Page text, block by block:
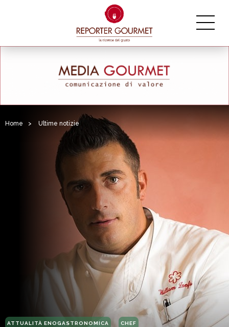
Home > Ultime notizie
ATTUALITÀ ENOGASTRONOMICA CHEF